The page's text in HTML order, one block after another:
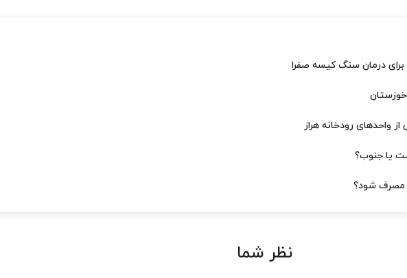
برای درمان سنگ کیسه صفرا
خوزستان
واحدهای رودخانه هراز
یا جنوب؟
مصرف شود؟
نظر شما